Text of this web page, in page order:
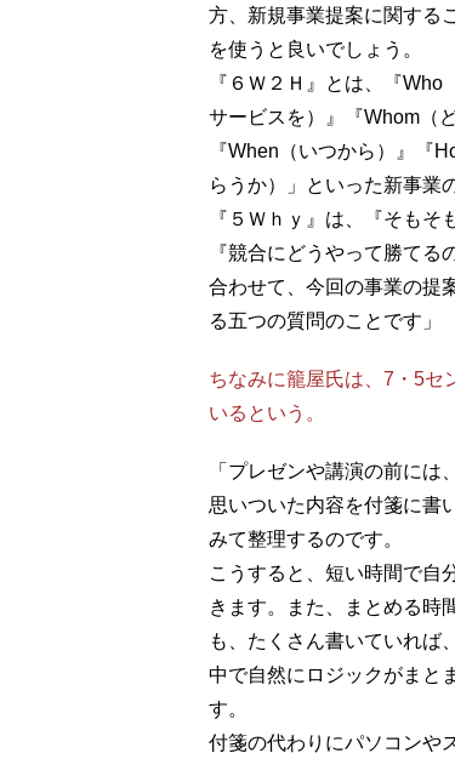
方、新規事業提案に関する
を使うと良いでしょう。
『６Ｗ２Ｈ』とは、『
サービスを）』『Whom（
『When（いつから）』『
らうか）」といった新事業
『５Ｗｈｙ』は、『そもそ
『競合にどうやって勝て
合わせて、今回の事業の提
る五つの質問のことです」
ちなみに籠屋氏は、7・5セ
いるという。
「プレゼンや講演の前には
思いついた内容を付箋に書
みて整理するのです。
こうすると、短い時間で自
きます。また、まとめる時
も、たくさん書いていれば
中で自然にロジックがまと
す。
付箋の代わりにパソコンや